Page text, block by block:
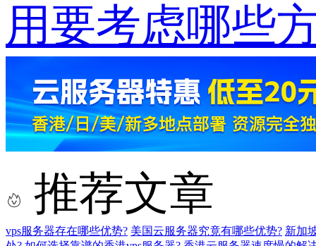
用要考虑哪些
推荐文章
vps服务器存在哪些优势? 美国云服务器究竟有哪些优势? 新加